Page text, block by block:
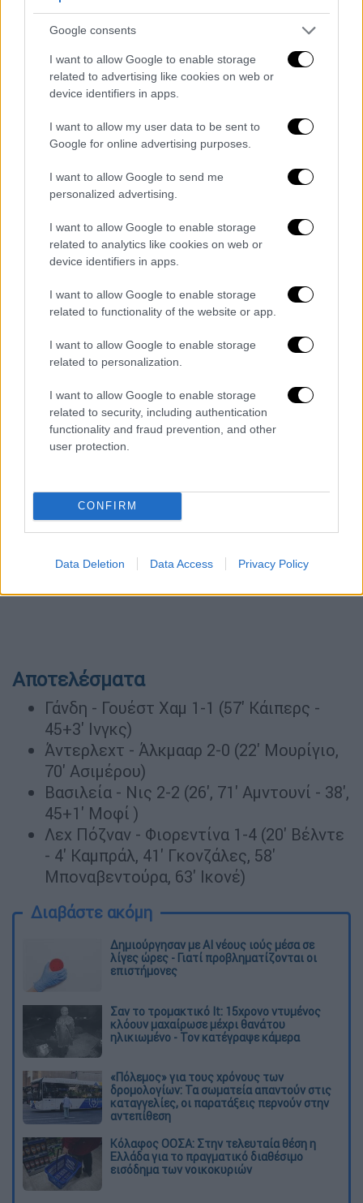
Google consents
I want to allow Google to enable storage
related to advertising like cookies on web or
device identifiers in apps.
I want to allow my user data to be sent to
Google for online advertising purposes.
I want to allow Google to send me
personalized advertising.
I want to allow Google to enable storage
related to analytics like cookies on web or
device identifiers in apps.
I want to allow Google to enable storage
related to functionality of the website or app.
I want to allow Google to enable storage
related to personalization.
I want to allow Google to enable storage
related to security, including authentication
functionality and fraud prevention, and other
user protection.
CONFIRM
Data Deletion Data Access Privacy Policy
Αμντουνί με πέναλτι έδωσε το προβάδισμα
στους Ελβετούς, όμως ο Μοφί με δύο πολύ
ωραίες εκτελέσεις στο 38' και στο 45+1'
έβαλε μπροστά στο σκορ τους Γάλλους. Η
Νις όμως δεν «καθάρισε» το ματς και στο 71'
ξανά ο Αμντουνί με καφωτή κεφαλιά
«έγραψε» το τελικό 2-2.
τον Ινγκς στις καθυστερήσεις του ημιχρόνου
αλλά η Γάνδη αποδείχθηκε σκληρό καρύδι
ισοφαρίζοντας στο 57' με τον Κάιπερς.
Αποτελέσματα
Γάνδη - Γουέστ Χαμ 1-1 (57' Κάιπερς -
45+3' Ινγκς)
Άντερλεχτ - Άλκμααρ 2-0 (22' Μουρίγιο,
70' Ασιμέρου)
Βασιλεία - Νις 2-2 (26', 71' Αμντουνί - 38',
45+1' Μοφί )
Λεχ Πόζναν - Φιορεντίνα 1-4 (20' Βέλντε
- 4' Καμπράλ, 41' Γκονζάλες, 58'
Μποναβεντούρα, 63' Ικονέ)
Διαβάστε ακόμη
Δημιούργησαν με AI νέους ιούς μέσα σε
λίγες ώρες - Γιατί προβληματίζονται οι
επιστήμονες
Σαν το τρομακτικό It: 15χρονο ντυμένος
κλόουν μαχαίρωσε μέχρι θανάτου
ηλικιωμένο - Τον κατέγραψε κάμερα
«Πόλεμος» για τους χρόνους των
δρομολογίων: Τα σωματεία απαντούν στις
καταγγελίες, οι παρατάξεις περνούν στην
αντεπίθεση
Κόλαφος ΟΟΣΑ: Στην τελευταία θέση η
Ελλάδα για το πραγματικό διαθέσιμο
εισόδημα των νοικοκυριών